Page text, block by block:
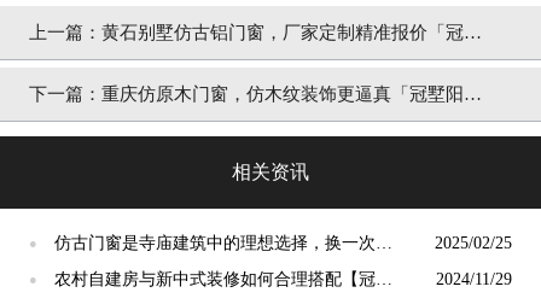
上一篇： 黄石别墅仿古铝门窗，厂家定制精准报价「冠墅
阳光」
下一篇： 重庆仿原木门窗，仿木纹装饰更逼真「冠墅阳
相关资讯
●
仿古门窗是寺庙建筑中的理想选择，换一次用
终生【冠墅阳光】
2025/02/25
●
农村自建房与新中式装修如何合理搭配【冠墅
2024/11/29